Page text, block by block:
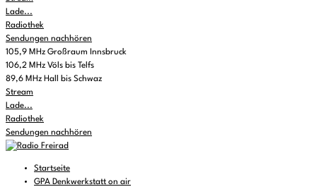
Lade...
Radiothek
Sendungen nachhören
105,9 MHz Großraum Innsbruck
106,2 MHz Völs bis Telfs
89,6 MHz Hall bis Schwaz
Stream
Lade...
Radiothek
Sendungen nachhören
Startseite
GPA Denkwerkstatt on air